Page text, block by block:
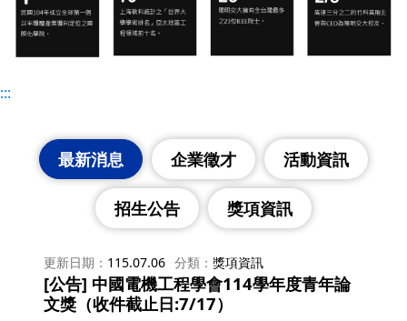
:::
最新消息 企業徵才 活動資訊
招生公告 獎項資訊
更新日期 115.07.06 分類 獎項資訊
[公告] 中國電機工程學會114學年度青年論
文獎（收件截止日:7/17）